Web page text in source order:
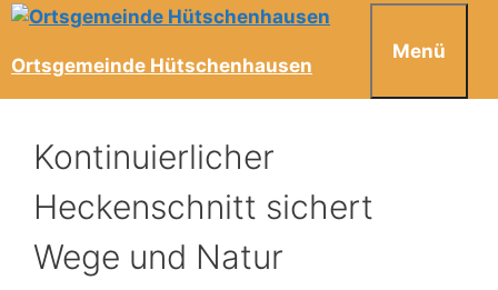
Ortsgemeinde Hütschenhausen
Menü
Kontinuierlicher
Heckenschnitt sichert
Wege und Natur